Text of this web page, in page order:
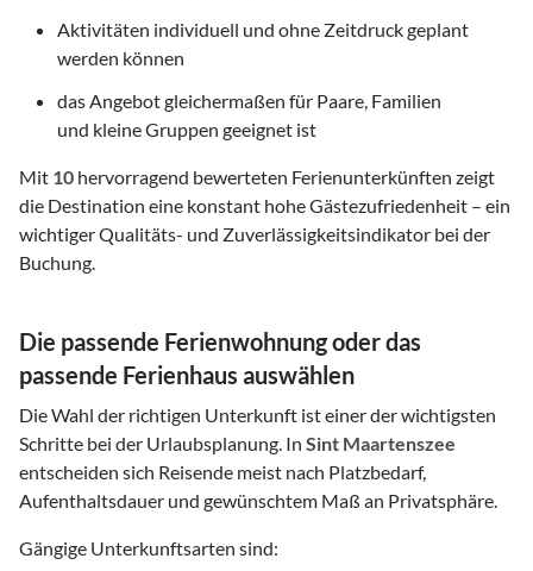
Aktivitäten individuell und ohne Zeitdruck geplant
werden können
das Angebot gleichermaßen für Paare, Familien
und kleine Gruppen geeignet ist
Mit 10 hervorragend bewerteten Ferienunterkünften zeigt
die Destination eine konstant hohe Gästezufriedenheit – ein
wichtiger Qualitäts- und Zuverlässigkeitsindikator bei der
Buchung.
Die passende Ferienwohnung oder das
passende Ferienhaus auswählen
Die Wahl der richtigen Unterkunft ist einer der wichtigsten
Schritte bei der Urlaubsplanung. In Sint Maartenszee
entscheiden sich Reisende meist nach Platzbedarf,
Aufenthaltsdauer und gewünschtem Maß an Privatsphäre.
Gängige Unterkunftsarten sind: